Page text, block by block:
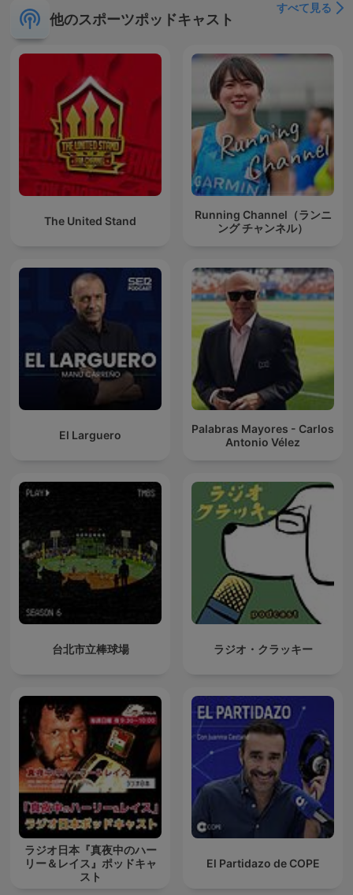
他のスポーツポッドキャスト
すべて見る
The United Stand
Running Channel（ランニ
ング チャンネル）
El Larguero
Palabras Mayores - Carlos
Antonio Vélez
台北市立棒球場 ラジオ・クラッキー
ラジオ日本『真夜中のハー
リー＆レイス』ポッドキャ
スト
El Partidazo de COPE